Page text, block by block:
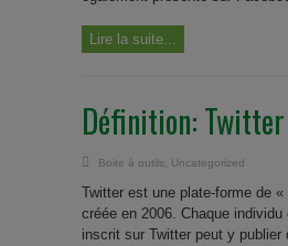
Lire la suite...
Définition: Twitter
Boite à outils Uncategorized
Twitter est une plate-forme de «
créée en 2006. Chaque individu
inscrit sur Twitter peut y publier